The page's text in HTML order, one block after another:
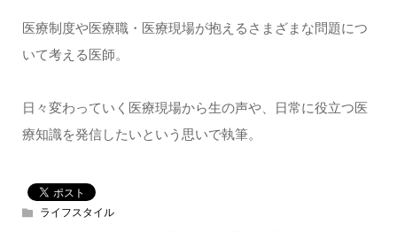
医療制度や医療職・医療現場が抱えるさまざまな問題につ
いて考える医師。
日々変わっていく医療現場から生の声や、日常に役立つ医
療知識を発信したいという思いで執筆。
ライフスタイル